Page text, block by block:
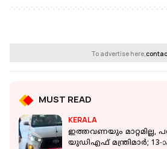
To advertise here,
MUST READ
KERALA
ഇത്തവണയും മാറ്റമില്ല,
യുഡിഎഫ് മന്ത്രിമാര്‍; 13-